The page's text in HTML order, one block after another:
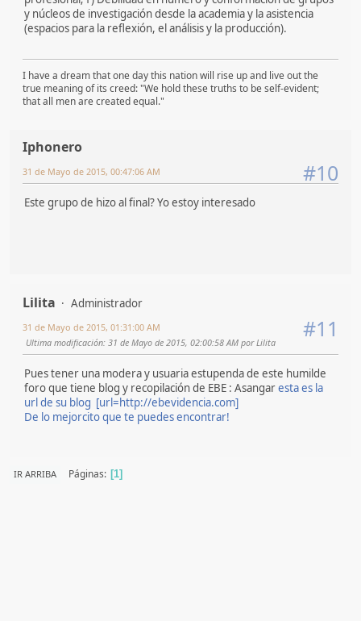
y núcleos de investigación desde la academia y la asistencia
(espacios para la reflexión, el análisis y la producción).
I have a dream that one day this nation will rise up and live out the
true meaning of its creed: "We hold these truths to be self-evident;
that all men are created equal."
Iphonero
#10
31 de Mayo de 2015, 00:47:06 AM
Este grupo de hizo al final? Yo estoy interesado
Lilita Administrador
#11
31 de Mayo de 2015, 01:31:00 AM
Ultima modificación: 31 de Mayo de 2015, 02:00:58 AM por Lilita
Pues tener una modera y usuaria estupenda de este humilde
foro que tiene blog y recopilación de EBE : Asangaresta es la
url de su blog [url=http://ebevidencia.com]
De lo mejorcito que te puedes encontrar!
IR ARRIBA Páginas 1